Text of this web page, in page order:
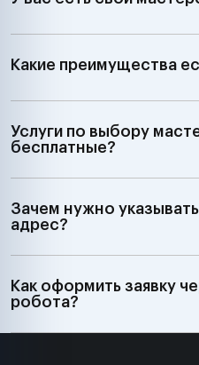
Какие преимущества
Услуги по выбору
бесплатные?
Зачем нужно
адрес?
Как оформить заявку
робота?